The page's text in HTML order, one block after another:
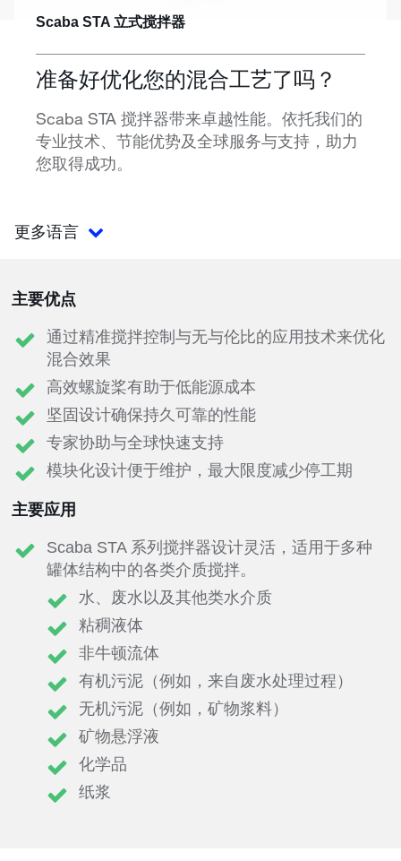
Scaba STA 立式搅拌器
准备好优化您的混合工艺了吗？
Scaba STA 搅拌器带来卓越性能。依托我们的
专业技术、节能优势及全球服务与支持，助力
您取得成功。
更多语言
主要优点
通过精准搅拌控制与无与伦比的应用技术来优化
混合效果
高效螺旋桨有助于低能源成本
坚固设计确保持久可靠的性能
专家协助与全球快速支持
模块化设计便于维护，最大限度减少停工期
主要应用
Scaba STA 系列搅拌器设计灵活，适用于多种
罐体结构中的各类介质搅拌。
水、废水以及其他类水介质
粘稠液体
非牛顿流体
有机污泥（例如，来自废水处理过程）
无机污泥（例如，矿物浆料）
矿物悬浮液
化学品
纸浆